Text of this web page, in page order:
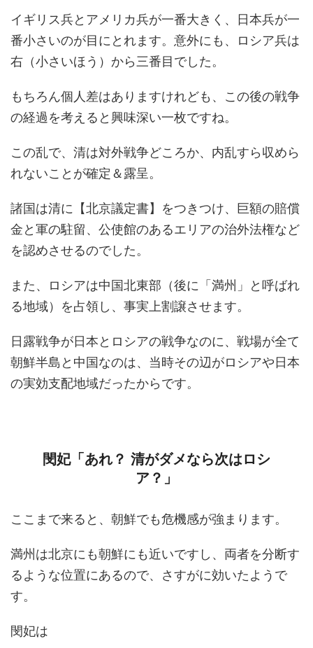
イギリス兵とアメリカ兵が一番大きく、日本兵が一
番小さいのが目にとれます。意外にも、ロシア兵は
右（小さいほう）から三番目でした。
もちろん個人差はありますけれども、この後の戦争
の経過を考えると興味深い一枚ですね。
この乱で、清は対外戦争どころか、内乱すら収めら
れないことが確定＆露呈。
諸国は清に【北京議定書】をつきつけ、巨額の賠償
金と軍の駐留、公使館のあるエリアの治外法権など
を認めさせるのでした。
また、ロシアは中国北東部（後に「満州」と呼ばれ
る地域）を占領し、事実上割譲させます。
日露戦争が日本とロシアの戦争なのに、戦場が全て
朝鮮半島と中国なのは、当時その辺がロシアや日本
の実効支配地域だったからです。
閔妃「あれ？ 清がダメなら次はロシ
ア？」
ここまで来ると、朝鮮でも危機感が強まります。
満州は北京にも朝鮮にも近いですし、両者を分断す
るような位置にあるので、さすがに効いたようで
す。
閔妃は